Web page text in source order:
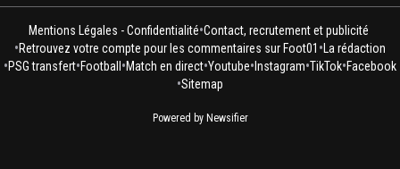
Mentions Légales - Confidentialité•Contact, recrutement et publicité
•Retrouvez votre compte pour les commentaires sur Foot01 •La rédaction
•PSG transfert•Football •Match en direct•Youtube• Instagram•TikTok•Facebook
•Sitemap
Powered by Newsifier